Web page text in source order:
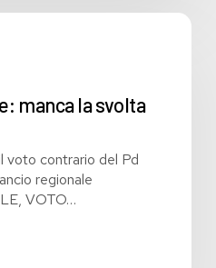
manca la svolta
voto contrario del Pd
regionale
VOTO…